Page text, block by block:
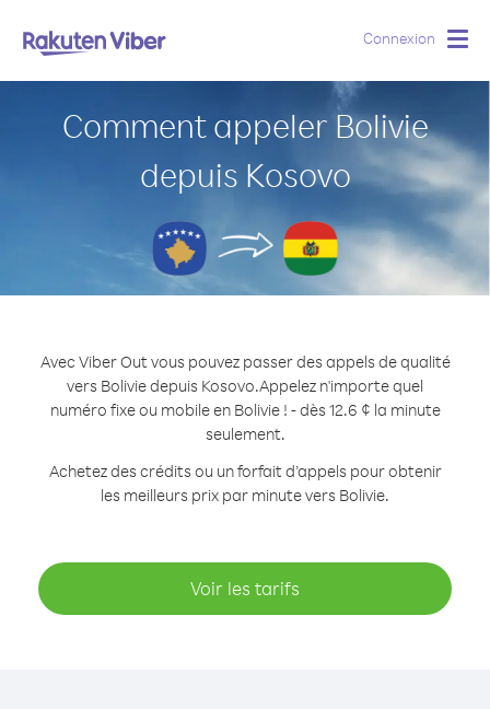
Connexion
Comment appeler Bolivie
depuis Kosovo
Avec Viber Out vous pouvez passer des appels de qualité
vers Bolivie depuis Kosovo.Appelez n'importe quel
numéro fixe ou mobile en Bolivie ! - dès 12.6 ¢ la minute
seulement.
Achetez des crédits ou un forfait d’appels pour obtenir
les meilleurs prix par minute vers Bolivie.
Voir les tarifs